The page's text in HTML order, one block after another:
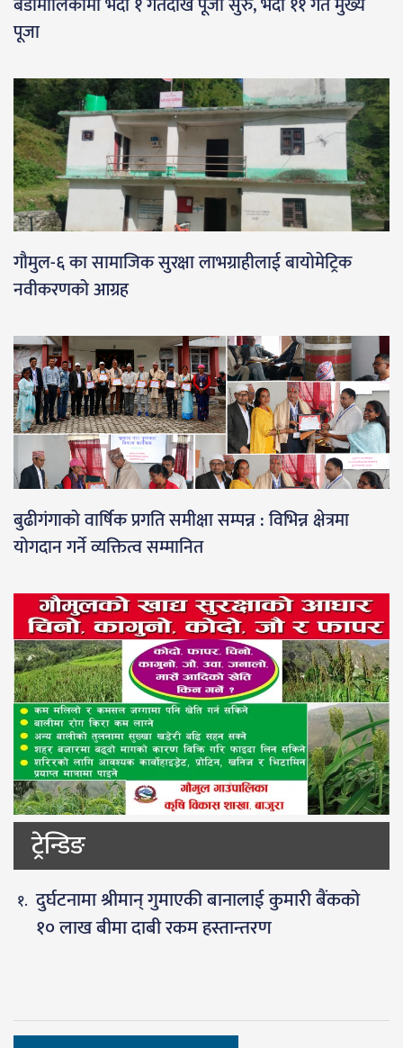
पूजा
गौमुल-६ का सामाजिक सुरक्षा लाभग्राहीलाई बायोमेट्रिक
नवीकरणको आग्रह
बुढीगंगाको वार्षिक प्रगति समीक्षा सम्पन्न : विभिन्न क्षेत्रमा
योगदान गर्ने व्यक्तित्व सम्मानित
ट्रेन्डिङ
दुर्घटनामा श्रीमान् गुमाएकी बानालाई कुमारी बैंकको
१० लाख बीमा दाबी रकम हस्तान्तरण